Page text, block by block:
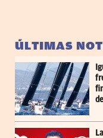
ÚLTIMAS